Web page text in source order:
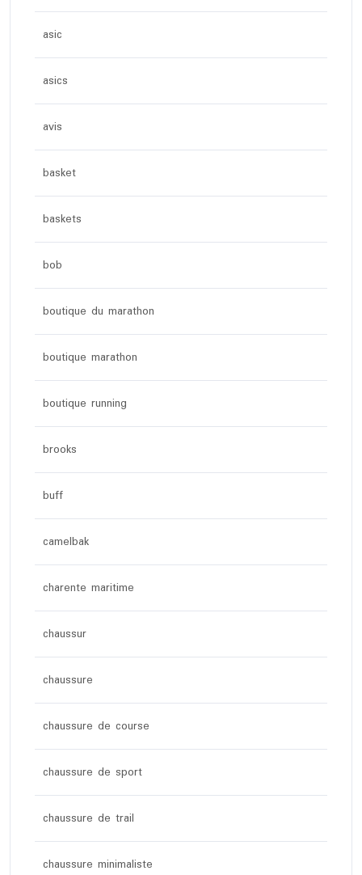
asic
asics
avis
basket
baskets
bob
boutique du marathon
boutique marathon
boutique running
brooks
buff
camelbak
charente maritime
chaussur
chaussure
chaussure de course
chaussure de sport
chaussure de trail
chaussure minimaliste